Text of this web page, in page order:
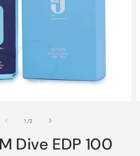
1 /de
2
Dive EDP 100